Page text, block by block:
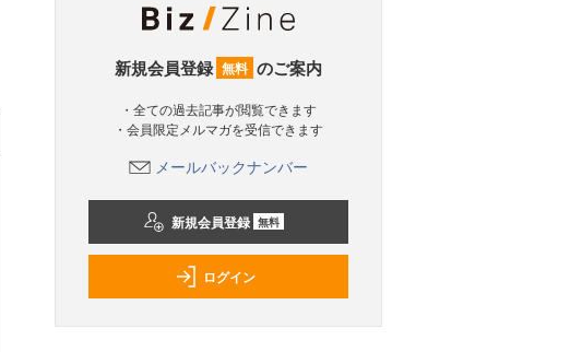
新規会員登録 無料 のご案内
・全ての過去記事が閲覧できます
・会員限定メルマガを受信できます
メールバックナンバー
新規会員登録 無料
ログイン